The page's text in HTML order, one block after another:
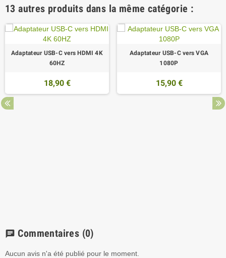
13 autres produits dans la même catégorie :
Adaptateur USB-C vers HDMI 4K
60HZ
18,90 €
Adaptateur USB-C vers VGA
1080P
15,90 €
chat Commentaires (0)
Aucun avis n'a été publié pour le moment.